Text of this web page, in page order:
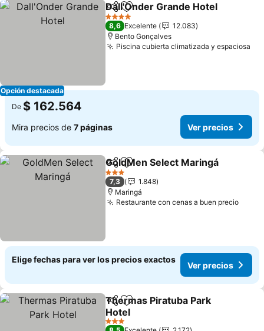
Opción destacada
CompartirAgregar a favoritos
Dall'Onder Grande Hotel
4 Estrellas
8,6 Excelente
12.083
Bento Gonçalves
Piscina cubierta climatizada y espaciosa
De $ 162.564
Mira precios de 7 páginas Ver precios
CompartirAgregar a favoritos
GoldMen Select Maringá
3 Estrellas
7,3
1.848
Maringá
Restaurante con cenas a buen precio
Elige fechas para ver los precios exactos
Ver precios
Compartir
Agregar a favoritos
Thermas Piratuba Park
Hotel
3 Estrellas